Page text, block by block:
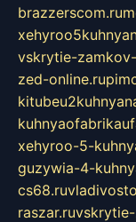
brazzerscom.ru
vskrytie-
zed-online.ru
xehyroo-5-
guzywia-4-
cs68.ru
raszar.ruvskrytie-